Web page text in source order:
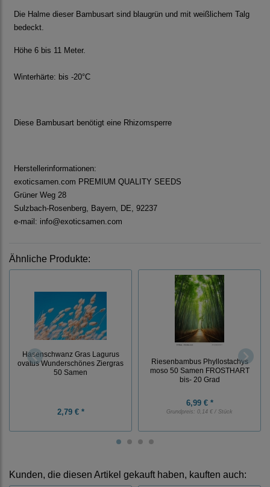
Die Halme dieser Bambusart sind blaugrün und mit weißlichem Talg
bedeckt.
Höhe 6 bis 11 Meter.
Winterhärte: bis -20°C
Diese Bambusart benötigt eine Rhizomsperre
Herstellerinformationen:
exoticsamen.com PREMIUM QUALITY SEEDS
Grüner Weg 28
Sulzbach-Rosenberg, Bayern, DE, 92237
e-mail: info@exoticsamen.com
Ähnliche Produkte:
Hasenschwanz Gras Lagurus
ovatus Wunderschönes Ziergras
50 Samen
2,79 € *
Riesenbambus Phyllostachys
moso 50 Samen FROSTHART
bis- 20 Grad
6,99 € *
Grundpreis: 0,14 € / Stück
Kunden, die diesen Artikel gekauft haben, kauften auch: